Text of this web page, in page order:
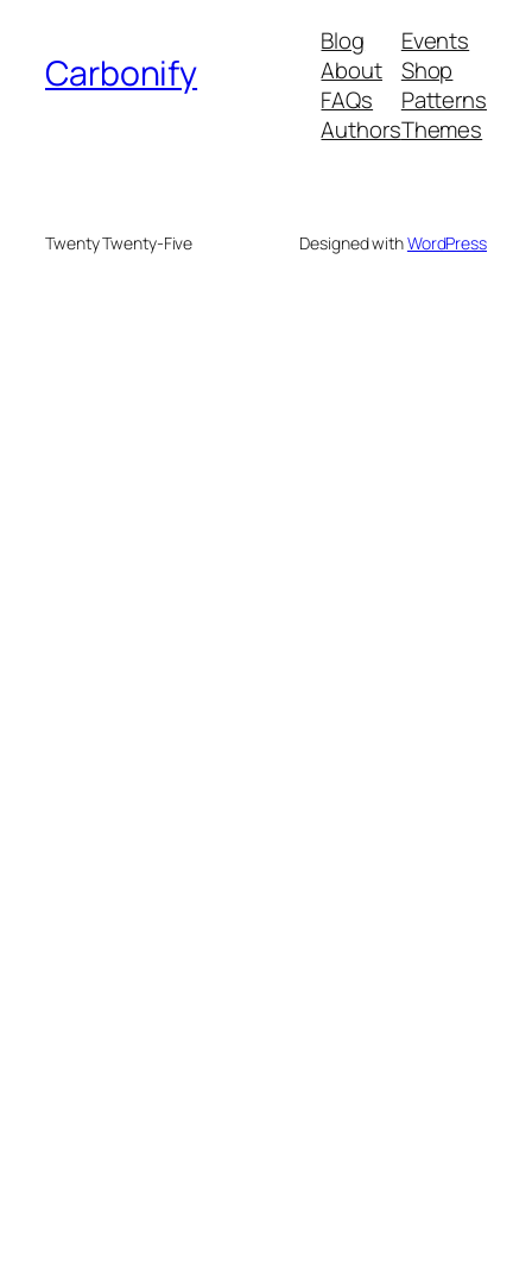
Carbonify
Blog
About
FAQs
Authors
Events
Shop
Patterns
Themes
Twenty Twenty-Five Designed withWordPress